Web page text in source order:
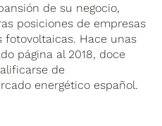
de su negocio,
posiciones de empresas
fotovoltaicas. Hace unas
página al 2018, doce
de
energético español.